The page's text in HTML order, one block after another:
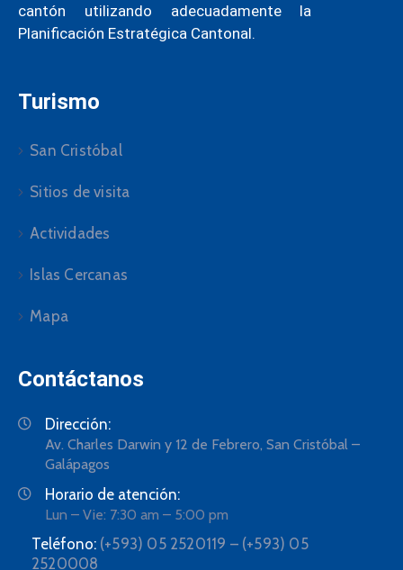
cantón utilizando adecuadamente la
Planificación Estratégica Cantonal.
Turismo
San Cristóbal
Sitios de visita
Actividades
Islas Cercanas
Mapa
Contáctanos
Dirección:
Av. Charles Darwin y 12 de Febrero, San Cristóbal –
Galápagos
Horario de atención:
Lun – Vie: 7:30 am – 5:00 pm
Teléfono: (+593) 05 2520119 – (+593) 05
2520008